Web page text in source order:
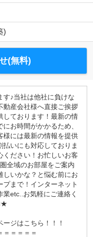
)
(無料)
す♪当社は他社に負けな
動産会社様へ直接ご挨拶
しております！最新の情
お時間がかかるため、
様には最新の情報を提供
いにも対応しておりま
ださい！お忙しいお客
全域のお部屋をご案内
いかな？と悩む前にお
まで！インターネット
etc..お気軽にご連絡く
★
ジはこちら！！！
＝＝＝＝＝